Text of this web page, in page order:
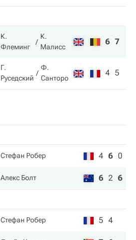
К.
Флеминг
К.
Малисс
6 7
Г.
Руседский
Ф.
Санторо
4 5
Стефан Робер 4 6 0
Алекс Болт 6 2 6
Стефан Робер 5 4